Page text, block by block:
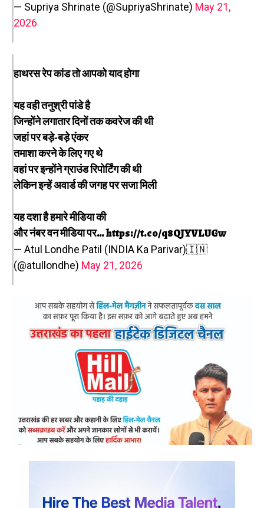
— Supriya Shrinate (@SupriyaShrinate) May 21,
2026
हाथरस रेप कांड तो आपको याद होगा
यह वही तनुश्री पांडे है
जिन्होंने लगातार दिनों तक कवरेज की थी
जहां पर बड़े-बड़े एंकर
तमाशा करने के लिए गए थे
वहां पर इन्होंने ग्राउंड रिपोर्टिंग की थी
लेकिन इन्हें अवार्ड की जगह पर सजा मिली
यह दशा है हमारे मीडिया की
और नंबर वन मीडिया पर…https://t.co/q8QJYVLUGw
— Atul Londhe Patil (INDIA Ka Parivar)🇮🇳
(@atullondhe) May 21, 2026